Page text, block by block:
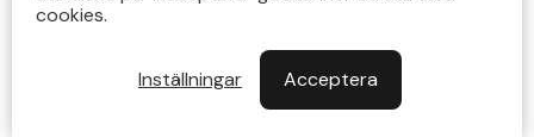
Till OUTLET>>
Stäng
© 2026 Agersta.
cookies.
Inställningar Acceptera